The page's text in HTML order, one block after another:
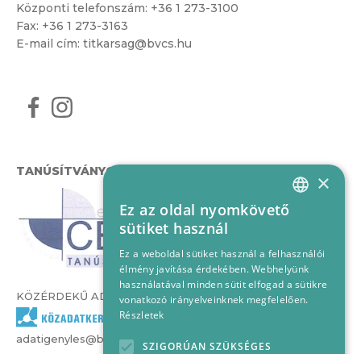
Központi telefonszám: +36 1 273-3100
Fax: +36 1 273-3163
E-mail cím: titkarsag@bvcs.hu
TANÚSÍTVÁNYOK
KÖZÉRDEKŰ ADATOK
adatigenyles@bvcs.hu
HUNGARIAN
×
Ez az oldal nyomkövető
sütiket használ
Ez a weboldal sütiket használ a felhasználói
élmény javítása érdekében. Webhelyünk
használatával minden sütit elfogad a sütikre
vonatkozó irányelveinknek megfelelően.
Részletek
SZIGORÚAN SZÜKSÉGES